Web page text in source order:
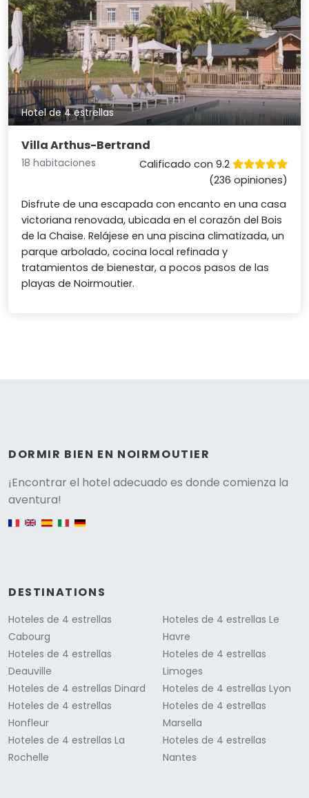
Hotel de 4 estrellas
Villa Arthus-Bertrand
18 habitaciones
Calificado con 9.2
(236 opiniones)
Disfrute de una escapada con encanto en una casa
victoriana renovada, ubicada en el corazón del Bois
de la Chaise. Relájese en una piscina climatizada, un
parque arbolado, cocina local refinada y
tratamientos de bienestar, a pocos pasos de las
playas de Noirmoutier.
DORMIR BIEN EN NOIRMOUTIER
¡Encontrar el hotel adecuado es donde comienza la
aventura!
DESTINATIONS
Hoteles de 4 estrellas
Cabourg
Hoteles de 4 estrellas
Deauville
Hoteles de 4 estrellas Dinard
Hoteles de 4 estrellas
Honfleur
Hoteles de 4 estrellas La
Rochelle
Hoteles de 4 estrellas Le
Havre
Hoteles de 4 estrellas
Limoges
Hoteles de 4 estrellas Lyon
Hoteles de 4 estrellas
Marsella
Hoteles de 4 estrellas
Nantes